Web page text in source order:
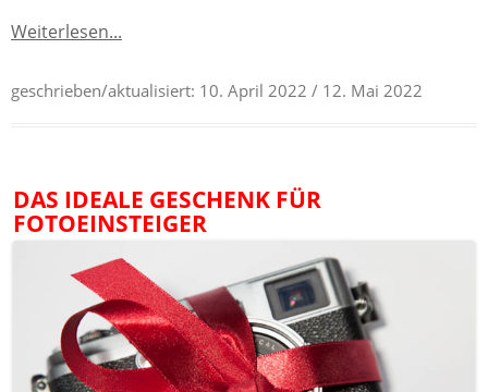
Weiterlesen...
geschrieben/aktualisiert: 10. April 2022 / 12. Mai 2022
DAS IDEALE GESCHENK FÜR
FOTOEINSTEIGER